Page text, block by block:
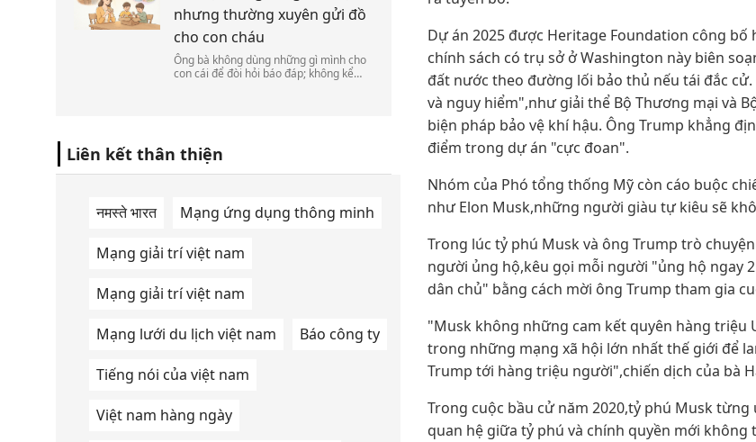
với hơn 10 tỷ đồng.
nhưng thường xuyên gửi đồ
cho con cháu
Ông bà không dùng những gì mình cho
con cái để đòi hỏi báo đáp; không kể
Liên kết thân thiện
नमस्ते भारत Mạng ứng dụng thông minh
Mạng giải trí việt nam
Mạng giải trí việt nam
Mạng lưới du lịch việt nam Báo công ty
Tiếng nói của việt nam
Việt nam hàng ngày
Dự án 2025 được Heritage Foundation công
chính sách có trụ sở ở Washington này biên
đất nước theo đường lối bảo thủ nếu tái đắc
và nguy hiểm",như giải thể Bộ Thương mại và
biện pháp bảo vệ khí hậu. Ông Trump khẳng
điểm trong dự án "cực đoan".
Nhóm của Phó tổng thống Mỹ còn cáo buộc
như Elon Musk,những người giàu tự kiêu sẽ
Trong lúc tỷ phú Musk và ông Trump trò
người ủng hộ,kêu gọi mỗi người "ủng hộ ngay
dân chủ" bằng cách mời ông Trump tham gia
"Musk không những cam kết quyên hàng triệu
trong những mạng xã hội lớn nhất thế giới để
Trump tới hàng triệu người",chiến dịch của bà
Trong cuộc bầu cử năm 2020,tỷ phú Musk
quan hệ giữa tỷ phú và chính quyền mới